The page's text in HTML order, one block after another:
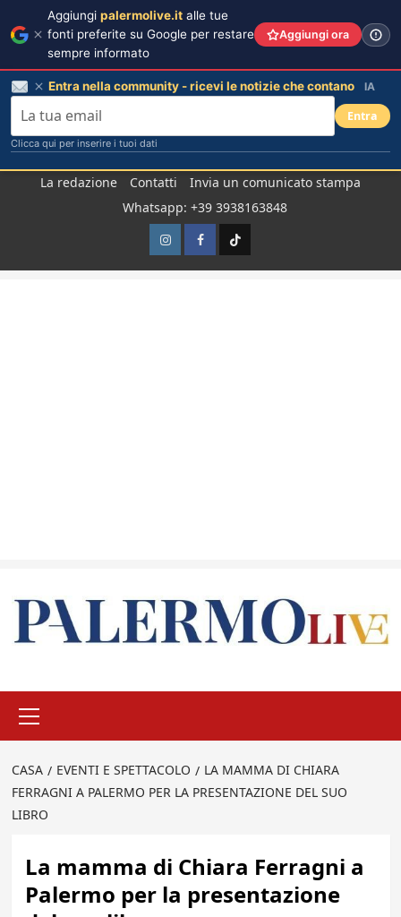
La redazione Contatti
Invia un comunicato stampa
Whatsapp: +39 3938163848
InstagramFacebook
TikTok
principale
CASA EVENTI E SPETTACOLO
LA MAMMA DI CHIARA
FERRAGNI A PALERMO PER LA PRESENTAZIONE DEL SUO
LIBRO
La mamma di Chiara Ferragni a
Palermo per la presentazione
Aggiungi palermolive.it alle tue
fonti preferite su Google per restare
sempre informato
Aggiungi ora
Entra nella community - ricevi le notizie che contano IA
Entra
Clicca qui per inserire i tuoi dati